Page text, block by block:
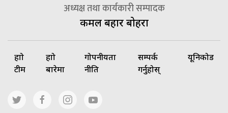
अध्यक्ष तथा कार्यकारी सम्पादक
कमल बहादुर बोहरा
हाम्रो
टीम
हाम्रो
बारेमा
गोपनीयता
नीति
सम्पर्क
गर्नुहोस्
यूनिकोड